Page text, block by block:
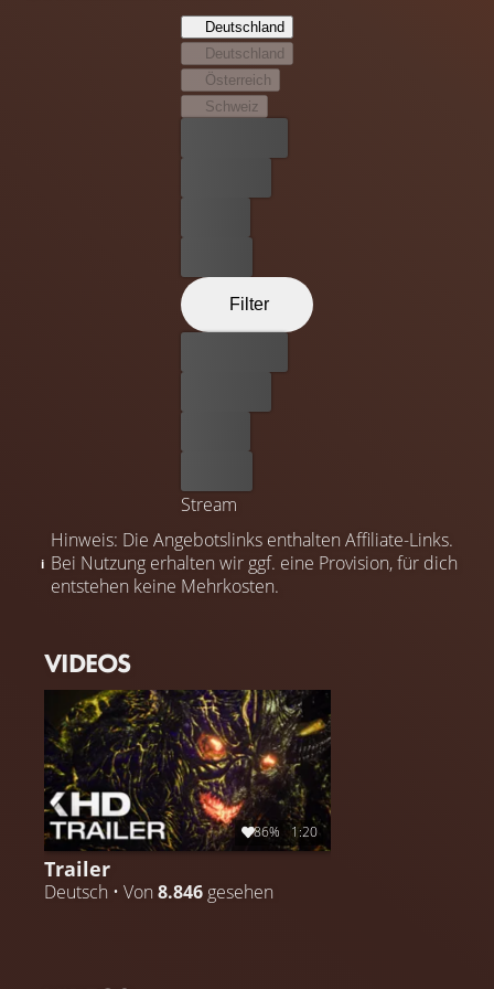
dem Stuhl Platz nimmt und ein echter Dämon von ihr
Besitz ergreift. Die Uhr tickt und vor einem
Millionenpublikum wird für die Crew der harmlose
Internet-Schwindel zu einer echten Horror-Show.
Deutschland
Deutschland
Österreich
Schweiz
Filter
Stream
Hinweis: Die Angebotslinks enthalten Affiliate-Links.
Bei Nutzung erhalten wir ggf. eine Provision, für dich
entstehen keine Mehrkosten.
VIDEOS
86% 1:20
Trailer
Deutsch • Von 8.846 gesehen